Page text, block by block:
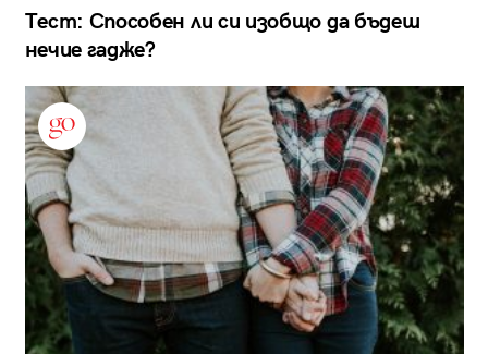
Тест: Способен ли си изобщо да бъдеш
нечие гадже?